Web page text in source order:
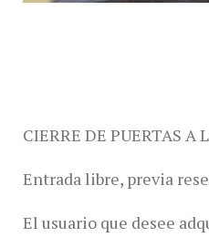
CIERRE DE PUERTAS A
Entrada libre, previa
El usuario que desee